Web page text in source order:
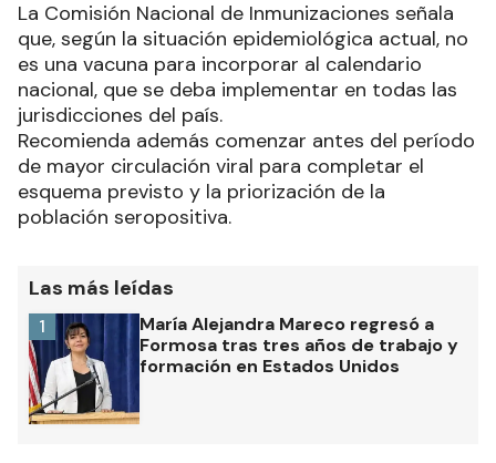
La Comisión Nacional de Inmunizaciones señala
que, según la situación epidemiológica actual, no
es una vacuna para incorporar al calendario
nacional, que se deba implementar en todas las
jurisdicciones del país.
Recomienda además comenzar antes del período
de mayor circulación viral para completar el
esquema previsto y la priorización de la
población seropositiva.
Las más leídas
María Alejandra Mareco regresó a
Formosa tras tres años de trabajo y
formación en Estados Unidos
1